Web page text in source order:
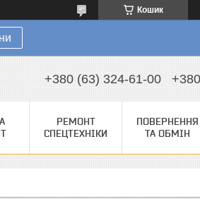
Кошик
+380 (63) 324-61-00
РЕМОНТ
СПЕЦТЕХНІКИ
ПОВЕРНЕННЯ
ТА ОБМІН